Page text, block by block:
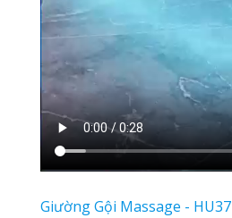
Giường Gội Massage - HU37